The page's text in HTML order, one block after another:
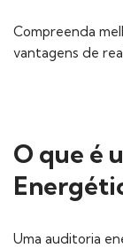
Compreenda
vantagens de
O que é
Uma auditoria